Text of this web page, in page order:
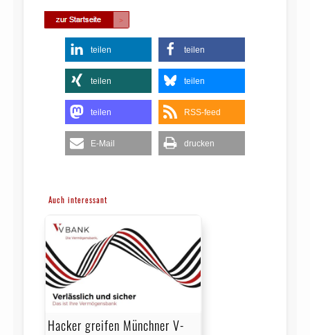
teilen teilen
teilen teilen
teilen RSS-feed
E-Mail drucken
Auch interessant
Hacker greifen Münchner V-